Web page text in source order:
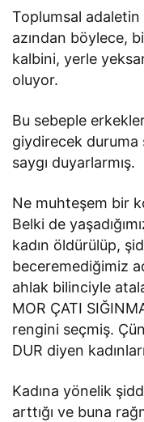
Toplumsal adaletin
azından böylece,
kalbini, yerle
oluyor.
Bu sebeple
giydirecek
saygı duyarlarmış.
Ne muhteşem bir
Belki de
kadın öldürülüp,
beceremediğimiz
ahlak bilinciyle
MOR ÇATI
rengini seçmiş.
DUR diyen
Kadına yönelik
arttığı ve buna